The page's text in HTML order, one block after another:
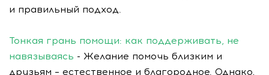
и правильный подход.
Тонкая грань помощи: как поддерживать, не
навязываясь - Желание помочь близким и
друзьям – естественное и благородное. Однако,